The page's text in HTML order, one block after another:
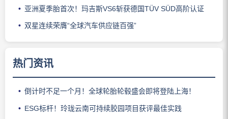
亚洲夏季胎首次！玛吉斯VS6斩获德国TÜV SÜD高阶认证
双星连续荣膺“全球汽车供应链百强”
热门资讯
倒计时不足一个月！全球轮胎轮毂盛会即将登陆上海！
ESG标杆！玲珑云南可持续胶园项目获评最佳实践